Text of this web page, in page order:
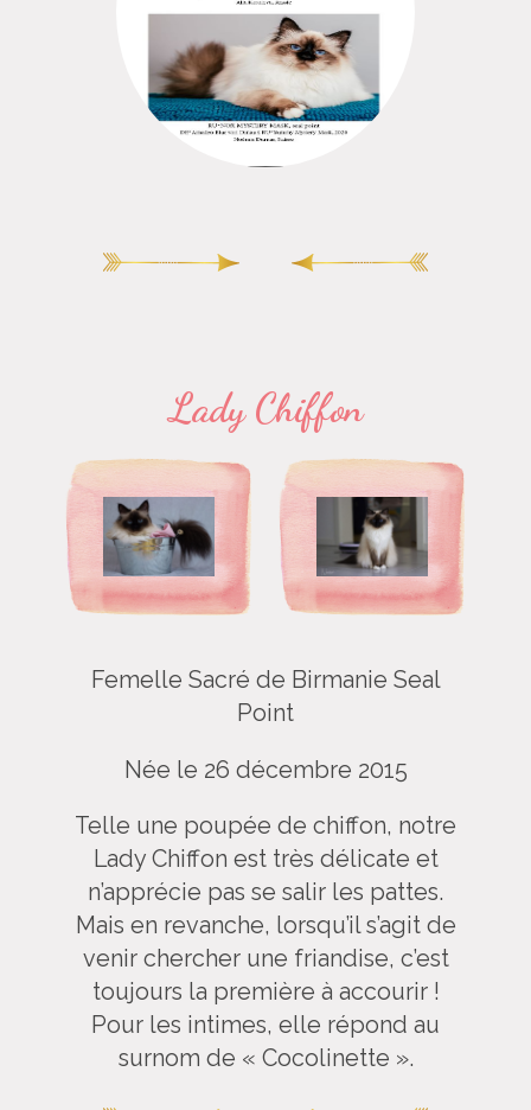
Lady Chiffon
Femelle Sacré de Birmanie Seal
Point
Née le 26 décembre 2015
Telle une poupée de chiffon, notre
Lady Chiffon est très délicate et
n’apprécie pas se salir les pattes.
Mais en revanche, lorsqu’il s’agit de
venir chercher une friandise, c’est
toujours la première à accourir !
Pour les intimes, elle répond au
surnom de « Cocolinette ».